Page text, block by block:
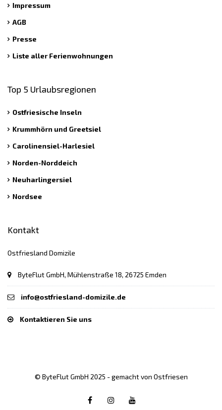
Impressum
AGB
Presse
Liste aller Ferienwohnungen
Top 5 Urlaubsregionen
Ostfriesische Inseln
Krummhörn und Greetsiel
Carolinensiel-Harlesiel
Norden-Norddeich
Neuharlingersiel
Nordsee
Kontakt
Ostfriesland Domizile
ByteFlut GmbH, Mühlenstraße 18, 26725 Emden
info@ostfriesland-domizile.de
Kontaktieren Sie uns
© ByteFlut GmbH 2025 - gemacht von Ostfriesen